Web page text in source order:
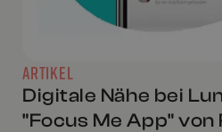
ARTIKEL
Digitale Nähe bei
"Focus Me App"